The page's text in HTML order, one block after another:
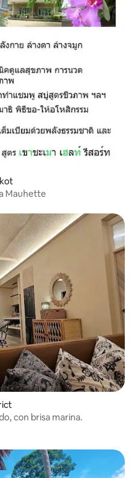
Mauhette
con brisa marina.